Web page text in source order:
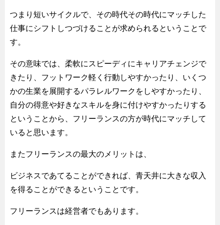
つまり短いサイクルで、その時代その時代にマッチした
仕事にシフトしつづけることが求められるということで
す。
その意味では、柔軟にスピーディにキャリアチェンジで
きたり、フットワーク軽く行動しやすかったり、いくつ
かの生業を展開するパラレルワークをしやすかったり、
自分の得意や好きなスキルを身に付けやすかったりする
ということから、フリーランスの方が時代にマッチして
いると思います。
またフリーランスの最大のメリットは、
ビジネスであてることができれば、青天井に大きな収入
を得ることができるということです。
フリーランスは経営者でもあります。